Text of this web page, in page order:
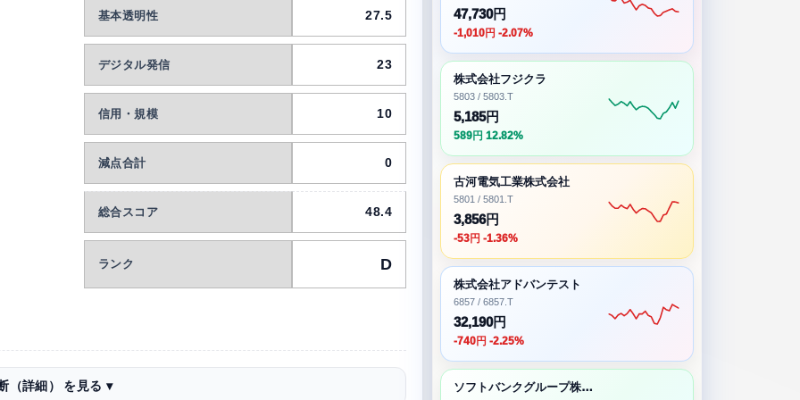
基本透明性 27.5
デジタル発信 23
信用・規模 10
減点合計 0
総合スコア 48.4
ランク D
（詳細）
47,730円
-1,010円 -2.07%
株式会社フジクラ
5803 / 5803.T
5,185円
589円 12.82%
古河電気工業株式会社
5801 / 5801.T
3,856円
-53円 -1.36%
株式会社アドバンテスト
6857 / 6857.T
32,190円
-740円 -2.25%
ソフトバンクグループ株式会社